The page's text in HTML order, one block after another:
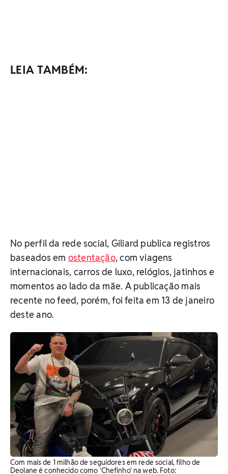
LEIA TAMBÉM:
No perfil da rede social, Giliard publica registros
baseados em ostentação, com viagens
internacionais, carros de luxo, relógios, jatinhos e
momentos ao lado da mãe. A publicação mais
recente no feed, porém, foi feita em 13 de janeiro
deste ano.
Com mais de 1 milhão de seguidores em rede social, filho de
Deolane é conhecido como 'Chefinho' na web. Foto: